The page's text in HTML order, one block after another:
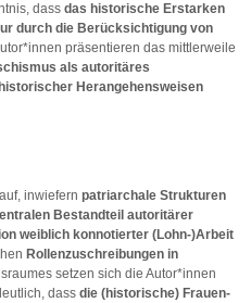
dass das historische Erstarken
durch die Berücksichtigung von
präsentieren das mittlerweile
als autoritäres
Herangehensweisen
inwiefern patriarchale Strukturen
Bestandteil autoritärer
weiblich konnotierter (Lohn-)Arbeit
Rollenzuschreibungen in
setzen sich die Autor*innen
dass die (historische) Frauen-